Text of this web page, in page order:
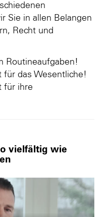
Sie in allen Belangen
Recht und
Routineaufgaben!
für das Wesentliche!
für ihre
vielfältig wie